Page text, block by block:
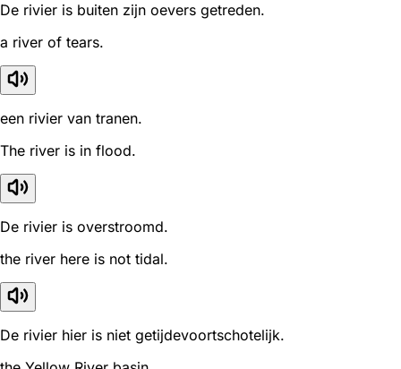
De rivier is buiten zijn oevers getreden.
a river of tears.
een rivier van tranen.
The river is in flood.
De rivier is overstroomd.
the river here is not tidal.
De rivier hier is niet getijdevoortschotelijk.